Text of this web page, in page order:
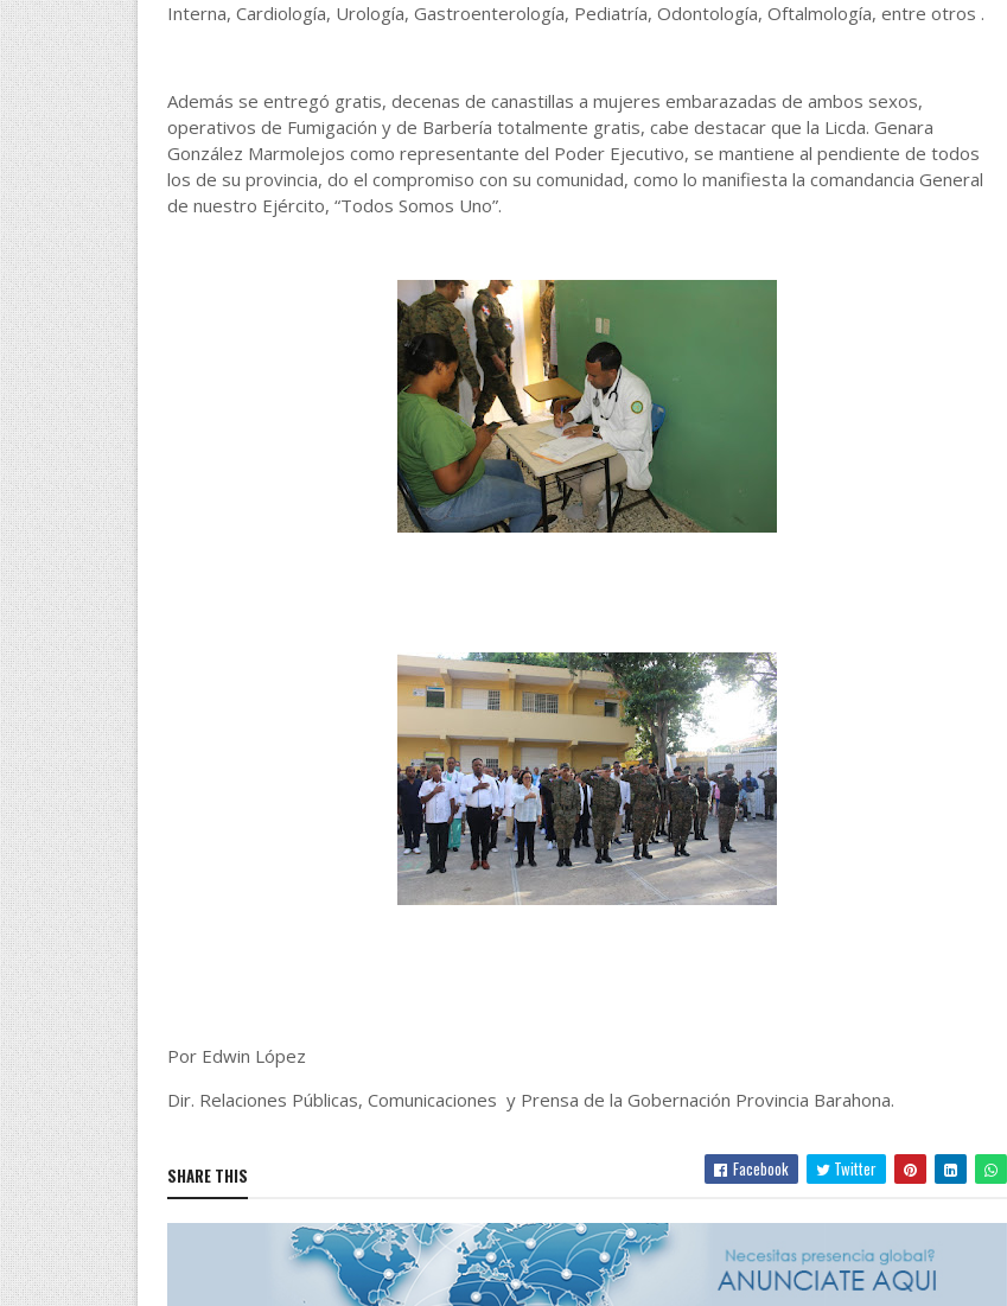
Interna, Cardiología, Urología, Gastroenterología, Pediatría, Odontología, Oftalmología, entre otros .
Además se entregó gratis, decenas de canastillas a mujeres embarazadas de ambos sexos,
operativos de Fumigación y de Barbería totalmente gratis, cabe destacar que la Licda. Genara
González Marmolejos como representante del Poder Ejecutivo, se mantiene al pendiente de todos
los de su provincia, do el compromiso con su comunidad, como lo manifiesta la comandancia General
de nuestro Ejército, “Todos Somos Uno”.
Por Edwin López
Dir. Relaciones Públicas, Comunicaciones y Prensa de la Gobernación Provincia Barahona.
SHARE THIS Facebook Twitter